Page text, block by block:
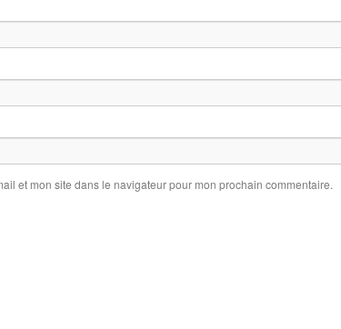
et mon site dans le navigateur pour mon prochain commentaire.